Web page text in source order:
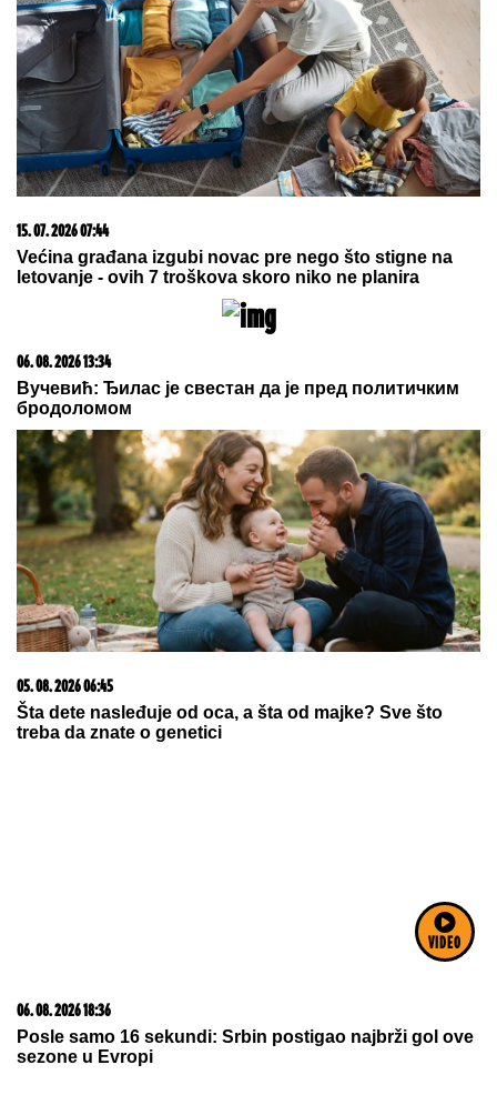
VIDEO
Сазнања „Политике”: Ко је поставио замку
Митрополиту Методију у Горњем Заостру
Marija (3) se igrala u dvorištu i samo je nestala: Posle
42 godine otac je pronašao, zanemeo je kada je saznao
03. 08. 2026 07:31
25.000 kupaca već kupuje uz PerSu Extra. A ti? Saznaj
više
Većina građana izgubi novac pre nego što stigne na